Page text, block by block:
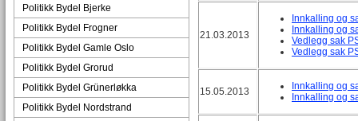
Politikk Bydel Bjerke
Politikk Bydel Frogner
Politikk Bydel Gamle Oslo
Politikk Bydel Grorud
Politikk Bydel Grünerløkka
Politikk Bydel Nordstrand
21.03.2013
Innkalling og
Innkalling og
Vedlegg sak
Vedlegg sak
15.05.2013
Innkalling og
Innkalling og